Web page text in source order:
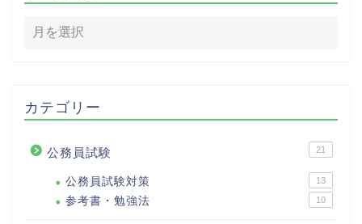
カテゴリー
公務員試験 21
公務員試験対策 13
参考書・勉強法 10